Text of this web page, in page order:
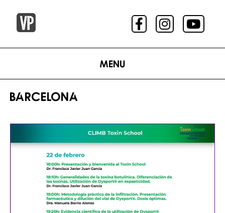
Menu
BARCELONA